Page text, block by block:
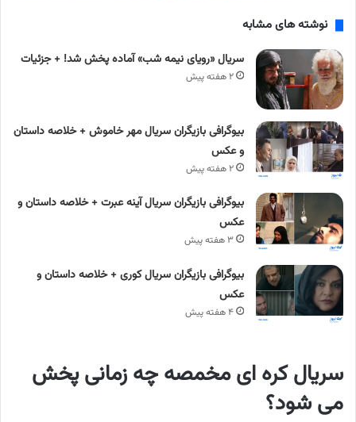
نوشته های مشابه
سریال «رویای نیمه شب» آماده پخش شد! + جزئیات
۲ هفته پیش
بیوگرافی بازیگران سریال مهر خاموش + خلاصه داستان
و عکس
۲ هفته پیش
بیوگرافی بازیگران سریال آینه عبرت + خلاصه داستان و
عکس
۳ هفته پیش
بیوگرافی بازیگران سریال کوری + خلاصه داستان و
عکس
۴ هفته پیش
سریال کره ای مخمصه چه زمانی پخش
می شود؟